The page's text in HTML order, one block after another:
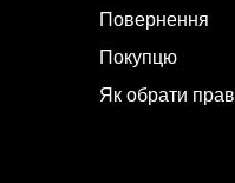
Повернення
Покупцю
Як обрати